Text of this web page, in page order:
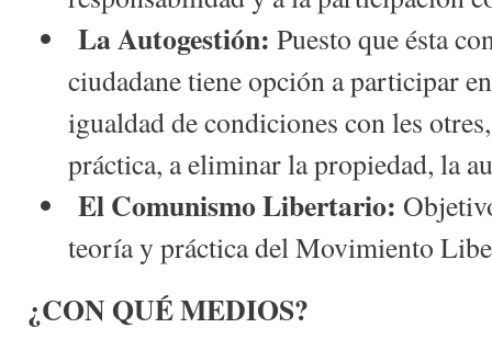
La Autogestión: Puesto que ésta
ciudadane tiene opción a participar
igualdad de condiciones con les
práctica, a eliminar la propiedad, la
El Comunismo Libertario:
teoría y práctica del Movimiento
¿CON QUÉ MEDIOS?